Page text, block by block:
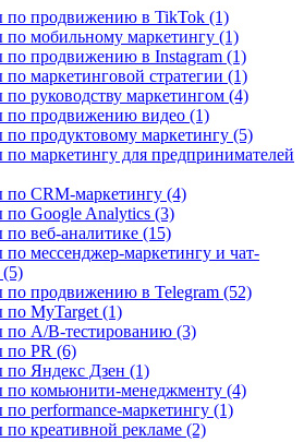
по продвижению в TikTok (1)
по мобильному маркетингу (1)
по продвижению в Instagram (1)
маркетинговой стратегии (1)
по руководству маркетингом (4)
по продвижению видео (1)
по продуктовому маркетингу (5)
по маркетингу для предпринимателей
по CRM-маркетингу (4)
по Google Analytics (3)
по веб-аналитике (15)
по мессенджер-маркетингу и чат-
(5)
по продвижению в Telegram (52)
по MyTarget (1)
по A/B-тестированию (3)
по PR (6)
по Яндекс Дзен (1)
по комьюнити-менеджменту (4)
по performance-маркетингу (1)
по креативной рекламе (2)